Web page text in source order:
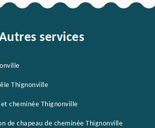
services
Thignonville
cheminée Thignonville
de chapeau de cheminée Thignonville